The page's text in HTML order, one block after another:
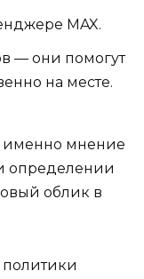
MAX.
— они помогут
на месте.
именно мнение
определении
облик в